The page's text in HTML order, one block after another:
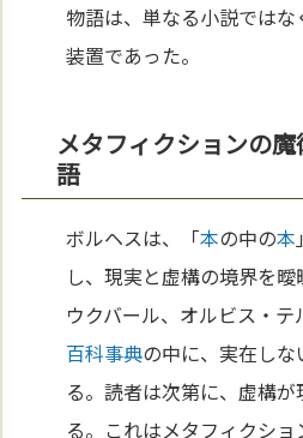
物語は、単なる小説では
装置であった。
メタフィクションの
語
ボルヘスは、「本の中の本
し、現実と虚構の境界を曖
ウクバール、オルビス・
百科事典の中に、実在しな
る。読者は次第に、虚構
る。これはメタフィクシ